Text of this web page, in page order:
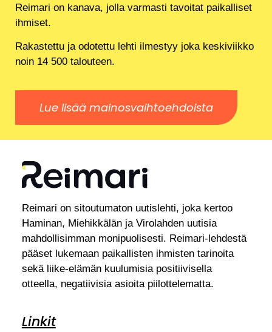
Reimari on kanava, jolla varmasti tavoitat paikalliset
ihmiset.
Rakastettu ja odotettu lehti ilmestyy joka keskiviikko
noin 14 500 talouteen.
Lue lisää mainosvaihtoehdoista
Reimari on sitoutumaton uutislehti, joka kertoo
Haminan, Miehikkälän ja Virolahden uutisia
mahdollisimman monipuolisesti. Reimari-lehdestä
pääset lukemaan paikallisten ihmisten tarinoita
sekä liike-elämän kuulumisia positiivisella
otteella, negatiivisia asioita piilottelematta.
Linkit